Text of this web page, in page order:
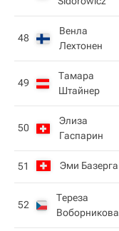
48
Венла
Лехтонен
49
Тамара
Штайнер
50
Элиза
Гаспарин
51 Эми Базерга
52
Тереза
Воборникова